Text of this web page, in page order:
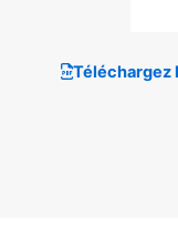
Téléchargez